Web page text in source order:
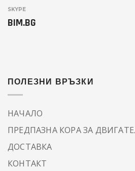
SKYPE
BIM.BG
ПОЛЕЗНИ ВРЪЗКИ
НАЧАЛО
ПРЕДПАЗНА КОРА ЗА
ДОСТАВКА
КОНТАКТ